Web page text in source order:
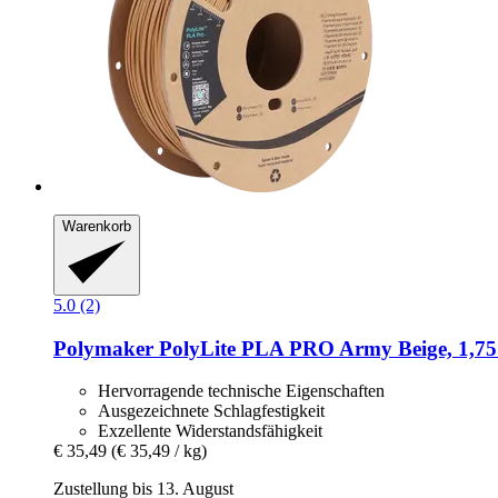
Warenkorb
5.0 (2)
Polymaker PolyLite PLA PRO Army Beige,
Hervorragende technische Eigenschaften
Ausgezeichnete Schlagfestigkeit
Exzellente Widerstandsfähigkeit
€ 35,49 (€ 35,49 / kg)
Zustellung bis 13. August